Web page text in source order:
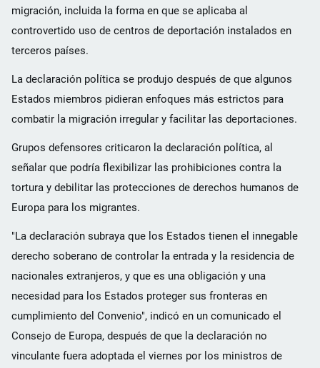
migración, incluida la forma en que se aplicaba al
controvertido uso de centros de deportación instalados en
terceros países.
La declaración política se produjo después de que algunos
Estados miembros pidieran enfoques más estrictos para
combatir la migración irregular y facilitar las deportaciones.
Grupos defensores criticaron la declaración política, al
señalar que podría flexibilizar las prohibiciones contra la
tortura y debilitar las protecciones de derechos humanos de
Europa para los migrantes.
"La declaración subraya que los Estados tienen el innegable
derecho soberano de controlar la entrada y la residencia de
nacionales extranjeros, y que es una obligación y una
necesidad para los Estados proteger sus fronteras en
cumplimiento del Convenio", indicó en un comunicado el
Consejo de Europa, después de que la declaración no
vinculante fuera adoptada el viernes por los ministros de